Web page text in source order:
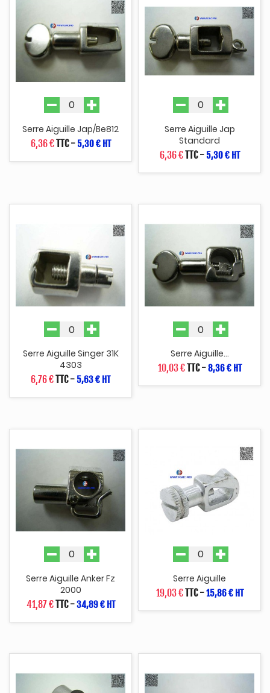
Serre Aiguille Jap/be812
6,36 €TTC- 5,30 € HT
Serre Aiguille Jap
Standard
6,36 €TTC- 5,30 € HT
Serre Aiguille Singer 31K
4303
6,76 €TTC- 5,63 € HT
Serre Aiguille...
10,03 €TTC-8,36 € HT
Serre Aiguille Anker Fz
2000
41,87 €TTC-34,89 € HT
Serre Aiguille
19,03 €TTC-15,86 € HT